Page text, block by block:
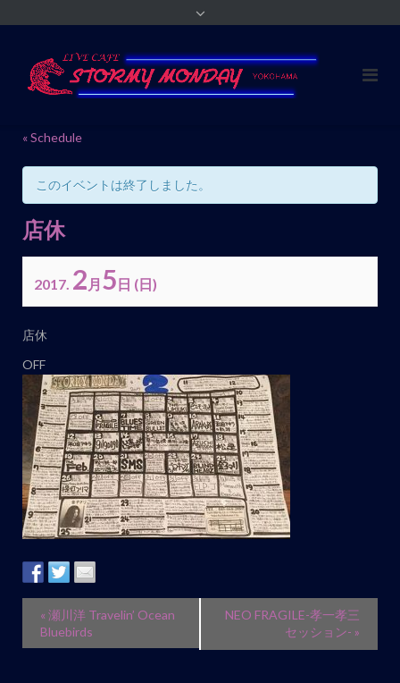
« Schedule
このイベントは終了しました。
店休
2017. 2 月 5日 (日)
イ
ン
ト
ナ
ビ
ゲ
ー
シ
ョ
ン
店休
OFF
« 瀬川洋 Travelin’ Ocean
Bluebirds
NEO FRAGILE-孝一孝三
セッション- »